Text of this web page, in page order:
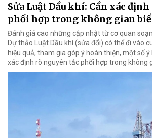
Sửa Luật Dầu khí: Cần xác
phối hợp trong không gian
Đánh giá cao những cập nhật từ cơ quan
Dự thảo Luật Dầu khí (sửa đổi) có thể đi vào
hiệu quả, tham gia góp ý hoàn thiện, một số ý
xác định rõ nguyên tắc phối hợp trong không